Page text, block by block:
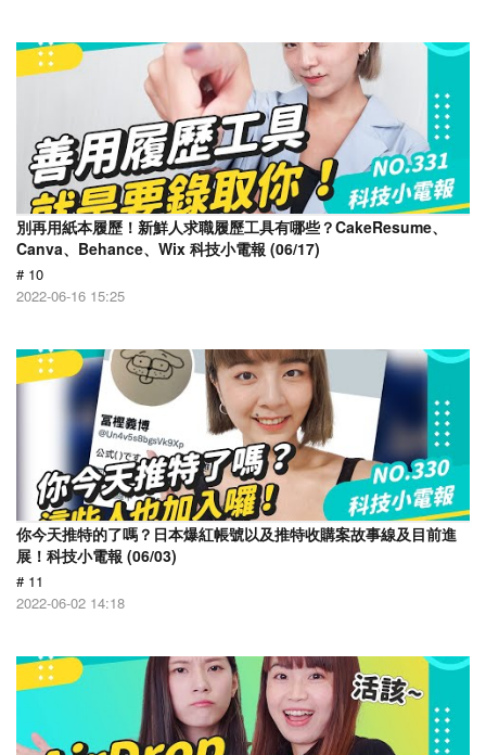
別再用紙本履歷！新鮮人求職履歷工具有哪些？CakeResume、
Canva、Behance、Wix 科技小電報 (06/17)
# 10
2022-06-16 15:25
你今天推特的了嗎？日本爆紅帳號以及推特收購案故事線及目前進
展！科技小電報 (06/03)
# 11
2022-06-02 14:18